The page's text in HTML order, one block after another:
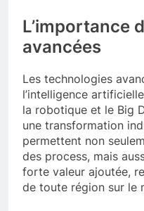
L’importance
avancées
Les technologies
l’intelligence
la robotique et le Big
une transformation
permettent non
des process, mais
forte valeur ajoutée,
de toute région sur le